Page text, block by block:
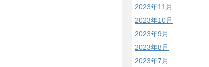
2023年11月
2023年10月
2023年9月
2023年8月
2023年7月